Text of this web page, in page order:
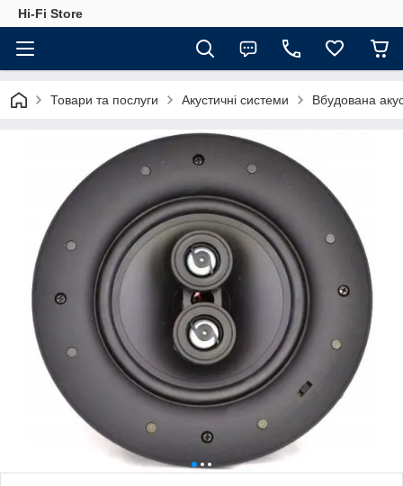
Hi-Fi Store
Товари та послуги Акустичні системи Вбудована